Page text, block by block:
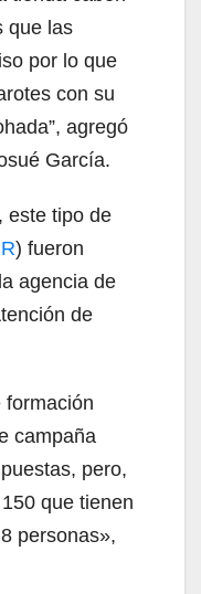
que las
por lo que
con su
agregó
García.
este tipo de
) fueron
agencia de
de
formación
campaña
pero,
que tienen
personas»,